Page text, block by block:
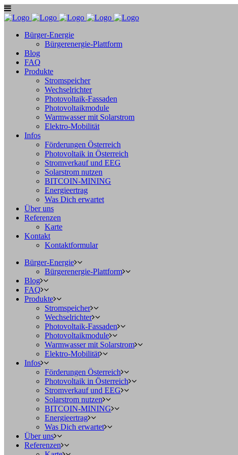
Bürger-Energie
Bürgerenergie-Plattform
Blog
FAQ
Produkte
Stromspeicher
Wechselrichter
Photovoltaik-Fassaden
Photovoltaikmodule
Warmwasser mit Solarstrom
Elektro-Mobilität
Infos
Förderungen Österreich
Photovoltaik in Österreich
Stromverkauf und EEG
Solarstrom nutzen
BITCOIN-MINING
Energieertrag
Was Dich erwartet
Über uns
Referenzen
Karte
Kontakt
Kontaktformular
Bürger-Energie
Bürgerenergie-Plattform
Blog
FAQ
Produkte
Stromspeicher
Wechselrichter
Photovoltaik-Fassaden
Photovoltaikmodule
Warmwasser mit Solarstrom
Elektro-Mobilität
Infos
Förderungen Österreich
Photovoltaik in Österreich
Stromverkauf und EEG
Solarstrom nutzen
BITCOIN-MINING
Energieertrag
Was Dich erwartet
Über uns
Referenzen